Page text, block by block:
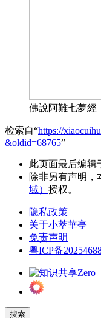
佛說阿難七夢經
检索自“https://
&oldid=68765”
此页面最后编辑
除非另有声明，
域） 授权。
隐私政策
关于小萃華亭
免责声明
粤ICP备
搜索